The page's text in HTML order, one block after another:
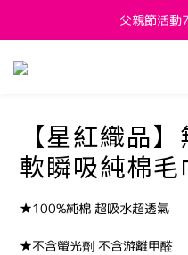
新會員
父親節活
新會員
【星紅織品
軟瞬吸純棉
★100%純棉 超吸水超透氣
★不含螢光劑 不含游離甲醛